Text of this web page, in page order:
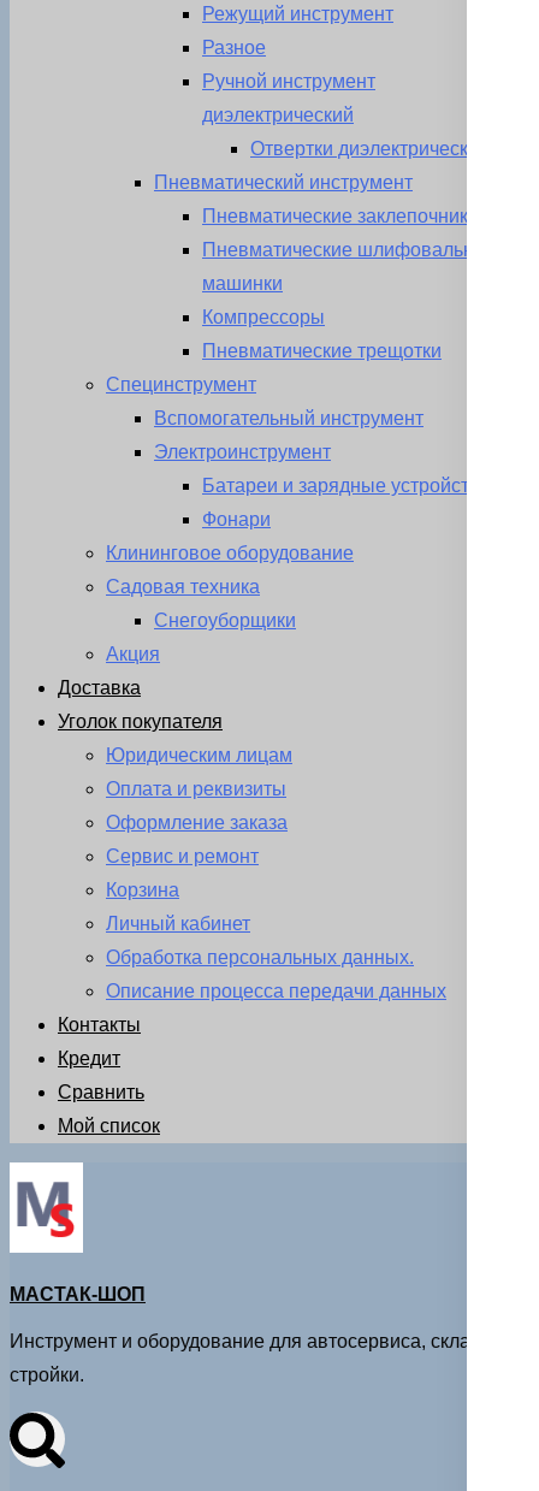
Режущий инструмент
Разное
Ручной инструмент
диэлектрический
Отвертки диэлектрические
Пневматический инструмент
Пневматические заклепочники
Пневматические шлифовальные
машинки
Компрессоры
Пневматические трещотки
Специнструмент
Вспомогательный инструмент
Электроинструмент
Батареи и зарядные устройства
Фонари
Клининговое оборудование
Садовая техника
Снегоуборщики
Акция
Доставка
Уголок покупателя
Юридическим лицам
Оплата и реквизиты
Оформление заказа
Сервис и ремонт
Корзина
Личный кабинет
Обработка персональных данных.
Описание процесса передачи данных
Контакты
Кредит
Сравнить
Мой список
МАСТАК-ШОП
Инструмент и оборудование для автосервиса, склада и
стройки.